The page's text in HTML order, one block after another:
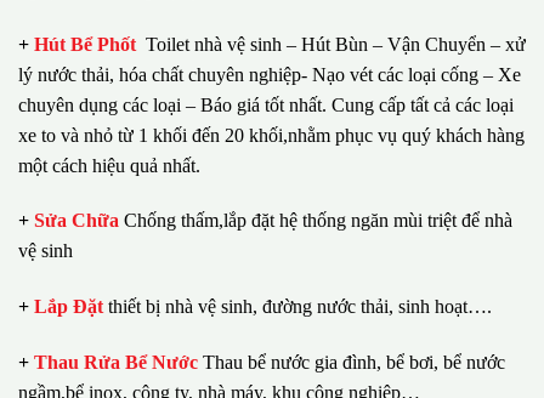
+ Hút Bể Phốt Toilet nhà vệ sinh – Hút Bùn – Vận Chuyển – xử
lý nước thải, hóa chất chuyên nghiệp- Nạo vét các loại cống – Xe
chuyên dụng các loại – Báo giá tốt nhất. Cung cấp tất cả các loại
xe to và nhỏ từ 1 khối đến 20 khối,nhằm phục vụ quý khách hàng
một cách hiệu quả nhất.
+ Sửa Chữa Chống thấm,lắp đặt hệ thống ngăn mùi triệt để nhà
vệ sinh
+ Lắp Đặt thiết bị nhà vệ sinh, đường nước thải, sinh hoạt….
+ Thau Rửa Bể Nước Thau bể nước gia đình, bể bơi, bể nước
ngầm,bể inox, công ty, nhà máy, khu công nghiệp…